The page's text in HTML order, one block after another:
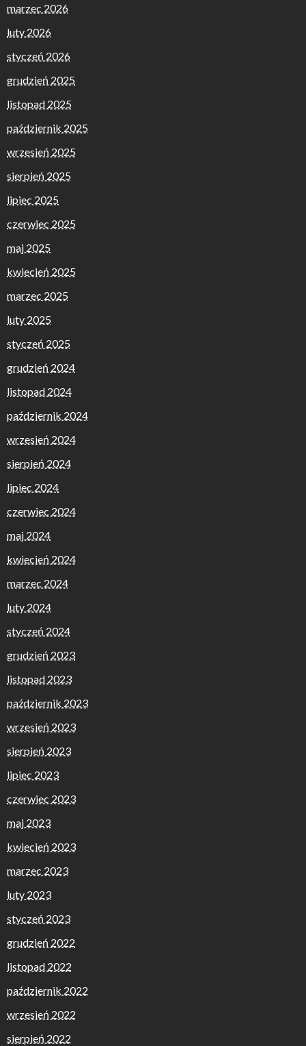
marzec 2026
luty 2026
styczeń 2026
grudzień 2025
listopad 2025
październik 2025
wrzesień 2025
sierpień 2025
lipiec 2025
czerwiec 2025
maj 2025
kwiecień 2025
marzec 2025
luty 2025
styczeń 2025
grudzień 2024
listopad 2024
październik 2024
wrzesień 2024
sierpień 2024
lipiec 2024
czerwiec 2024
maj 2024
kwiecień 2024
marzec 2024
luty 2024
styczeń 2024
grudzień 2023
listopad 2023
październik 2023
wrzesień 2023
sierpień 2023
lipiec 2023
czerwiec 2023
maj 2023
kwiecień 2023
marzec 2023
luty 2023
styczeń 2023
grudzień 2022
listopad 2022
październik 2022
wrzesień 2022
sierpień 2022